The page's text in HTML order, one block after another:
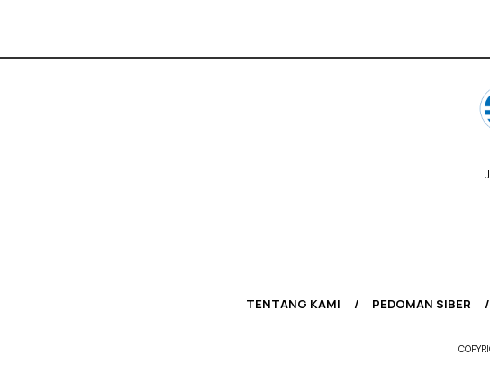
TENTANG KAMI PEDOMAN SIBER